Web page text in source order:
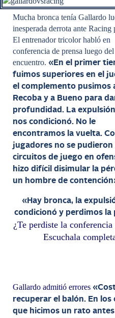
Mucha bronca tenía Gallardo
inesperada derrota ante Racing
El entrenador tricolor habló en
conferencia de prensa luego del
encuentro. «En el primer
fuimos superiores en el
el complemento pusimos
Recoba y a Bueno para
profundidad. La
nos condicionó. No le
encontramos la vuelta.
jugadores no se
circuitos de juego en
hizo difícil disimular la
un hombre de
«Hay bronca, la
condicionó y perdimos la
¿Te perdiste la
Escuchala
Gallardo admitió errores
recuperar el balón. En los
que hicimos un rato